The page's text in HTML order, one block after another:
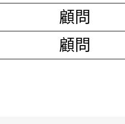
顧問
顧問